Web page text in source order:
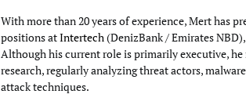
With more than 20 years of experience, Mert has
positions atIntertech(DenizBank / Emirates NBD),
Although his current role is primarily executive,
research, regularly analyzing threat actors,
attack techniques.